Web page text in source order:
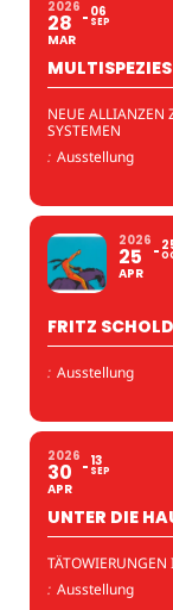
2026
28
MAR
06
SEP
NEUE ALLIANZEN
SYSTEMEN
: Ausstellung
2026
25
APR
FRITZ
: Ausstellung
2026
30
APR
13
SEP
UNTER DIE
TÄTOWIERUNGEN
: Ausstellung